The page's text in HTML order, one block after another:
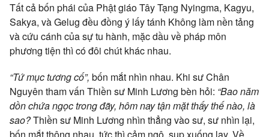
Tất cả bốn phái của Phật giáo Tây Tạng Nyingma, Kagyu,
Sakya, và Gelug đều đồng ý lấy tánh Không làm nền tảng
và cứu cánh của sự tu hành, mặc dầu về pháp môn
phương tiện thì có đôi chút khác nhau.
“Tứ mục tương cố”, bốn mắt nhìn nhau. Khi sư Chân
Nguyên tham vấn Thiền sư Minh Lương bèn hỏi: “Bao năm
dồn chứa ngọc trong đãy, hôm nay tận mặt thấy thế nào, là
sao?Thiền sư Minh Lương nhìn thẳng vào sư, sư nhìn lại,